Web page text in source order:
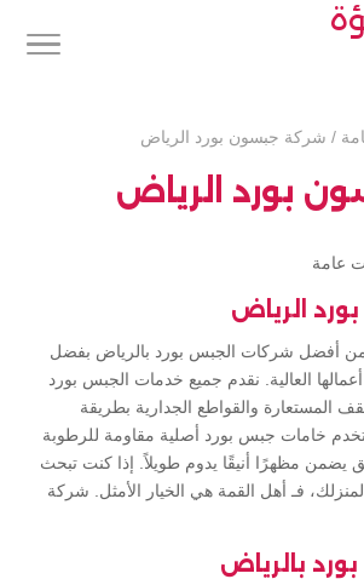
/ شركة جبسون بورد الرياض
بورد الرياض
عامة
الرياض
أفضل شركات الجبس بورد بالرياض بفضل
العالية. نقدم جميع خدمات الجبس بورد
المستعارة والقواطع الجدارية بطريقة
خامات جبس بورد أصلية مقاومة للرطوبة
يضمن مظهرًا أنيقًا يدوم طويلاً. إذا كنت تبحث
فـ أهل القمة هي الخيار الأمثل. شركة
بالرياض